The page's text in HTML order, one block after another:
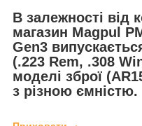
В залежності від
магазин Magpul
Gen3
(.223 Rem, .308
моделі зброї
з різною ємністю.